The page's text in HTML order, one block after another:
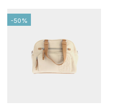
-50%